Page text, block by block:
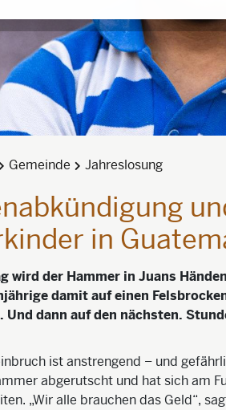
Gemeinde Jahreslosung
in
wird der Hammer in Juans
damit auf einen
Und dann auf den nächsten.
ist anstrengend – und
abgerutscht und hat sich am
„Wir alle brauchen das Geld“,